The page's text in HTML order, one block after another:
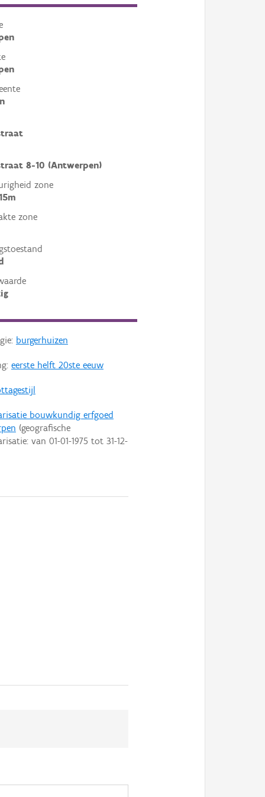
8-10 (Antwerpen)
zone
zone
burgerhuizen
eerste helft 20ste eeuw
bouwkundig erfgoed
(geografische
van 01-01-1975 tot 31-12-